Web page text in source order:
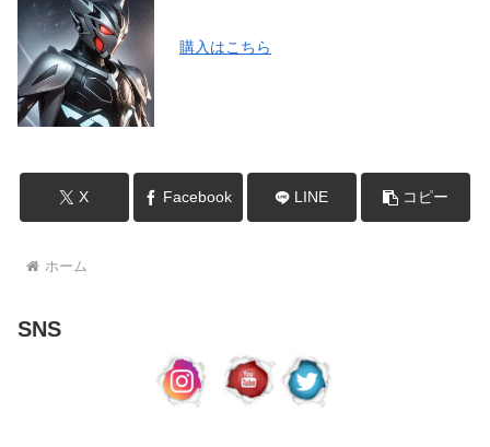
購入はこ ちら
X Facebook LINE コピー
ホーム
SNS